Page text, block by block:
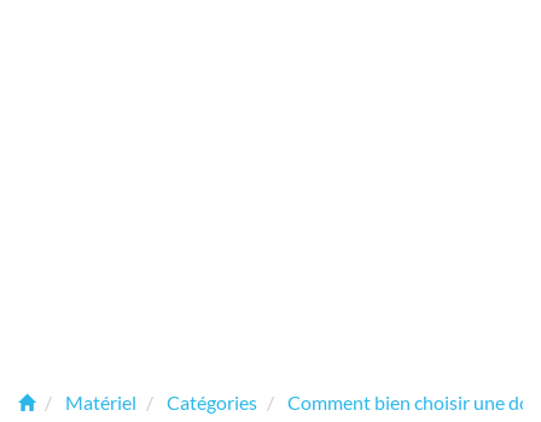
Matériel Catégories Comment bien choisir une